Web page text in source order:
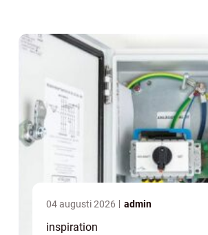
04 augusti 2026 admin
inspiration